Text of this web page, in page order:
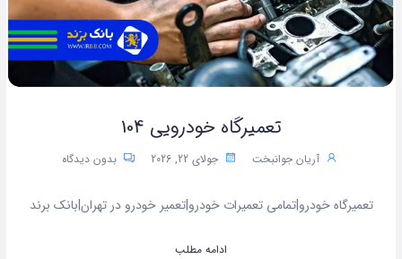
تعمیرگاه خودرویی 104
آریان جوانبخت جولای 22, 2026 بدون دیدگاه
تعمیرگاه خودرو|تمامی تعمیرات خودرو|تعمیر خودرو در تهران|بانک برند
ادامه مطلب